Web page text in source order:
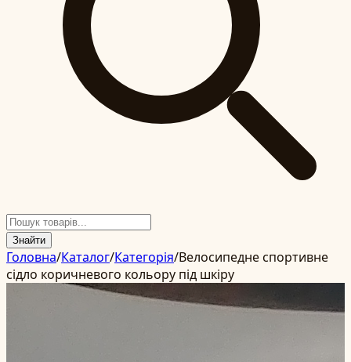
Знайти
Головна/Каталог/Категорія/Велосипедне спортивне
сідло коричневого кольору під шкіру